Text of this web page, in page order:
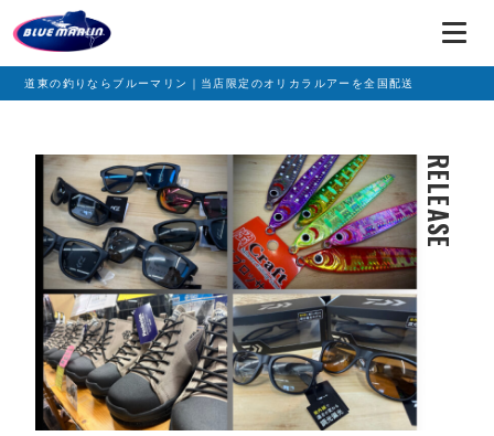
道東の釣りならブルーマリン｜当店限定のオリカラルアーを全国配送
RELEASE